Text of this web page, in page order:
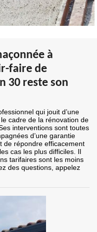
à
faire de
30 reste son
qui jouit d’une
cadre de la rénovation de
interventions sont toutes
d’une garantie
de répondre efficacement
cas les plus difficiles. Il
tarifaires sont les moins
des questions, appelez